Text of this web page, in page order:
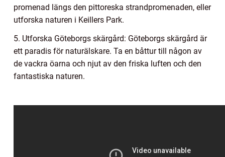
promenad längs den pittoreska strandpromenaden, eller
utforska naturen i Keillers Park.
5. Utforska Göteborgs skärgård: Göteborgs skärgård är
ett paradis för naturälskare. Ta en båttur till någon av
de vackra öarna och njut av den friska luften och den
fantastiska naturen.